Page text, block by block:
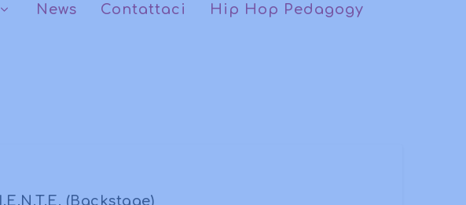
News Contattaci Hip Hop Pedagogy
(Backstage)